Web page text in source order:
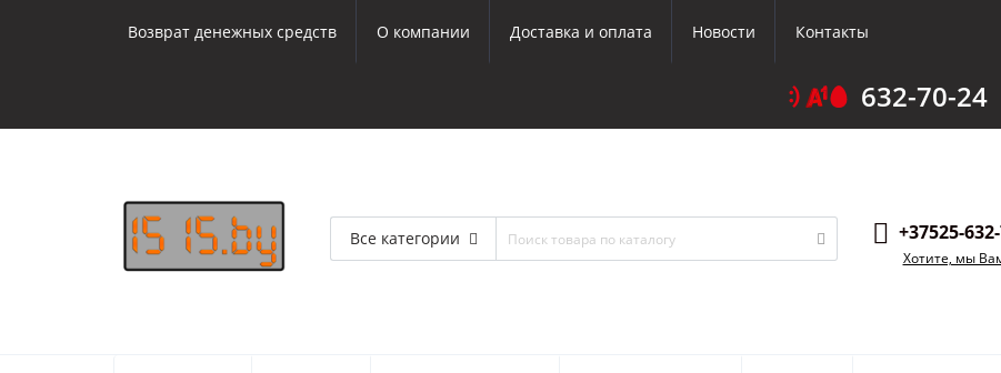
Возврат денежных средств О компании Доставка и оплата Новости Контакты
632-70-24
Все категории +37525-
Хотите, мы